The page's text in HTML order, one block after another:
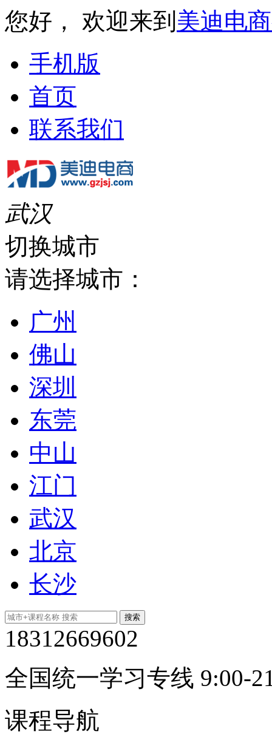
您好， 欢迎来到 美迪电
手机版
首页
联系我们
武汉
切换城市
请选择城市：
广州
佛山
深圳
东莞
中山
江门
武汉
北京
长沙
18312669602
全国统一学习专线 9:00-
课程导航